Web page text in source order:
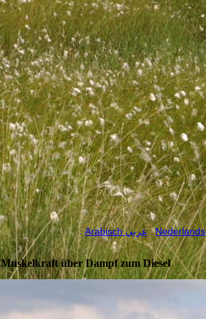
Arabisch عربي Nederlands
über Dampf zum Diesel